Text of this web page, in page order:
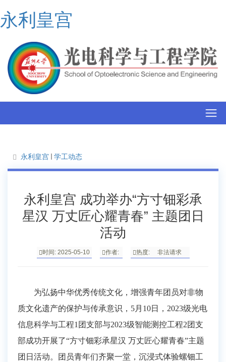
永利皇宫
永利皇宫 学工动态
永利皇宫 成功举办“方寸钿彩承
星汉 万丈匠心耀青春” 主题团日
活动
时间: 2025-05-10 作者: 热度: 非法请求
为弘扬中华优秀传统文化，增强青年团员对非物
质文化遗产的保护与传承意识， 5月10日， 2023级光电
信息科学与工程1团支部与2023级智能测控工程2团支
部成功开展了“方寸钿彩承星汉 万丈匠心耀青春”主题
团日活动。团员青年们齐聚一堂，沉浸式体验螺钿工